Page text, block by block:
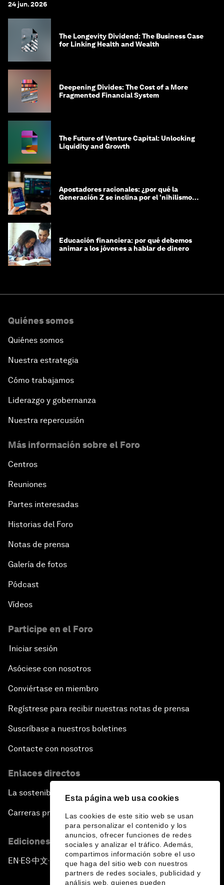
Esta página web usa cookies
Las cookies de este sitio web se usan
para personalizar el contenido y los
anuncios, ofrecer funciones de redes
sociales y analizar el tráfico. Además,
compartimos información sobre el uso
que haga del sitio web con nuestros
partners de redes sociales, publicidad y
análisis web, quienes pueden
24 jun. 2026
The Longevity Dividend: The Business Case
for Linking Health and Wealth
Deepening Divides: The Cost of a More
Fragmented Financial System
The Future of Venture Capital: Unlocking
Liquidity and Growth
Apostadores racionales: ¿por qué la
Generación Z se inclina por el 'nihilismo
Educación financiera: por qué debemos
animar a los jóvenes a hablar de dinero
Quiénes somos
Quiénes somos
Nuestra estrategia
Cómo trabajamos
Liderazgo y gobernanza
Nuestra repercusión
Más información sobre el Foro
Centros
Reuniones
Partes interesadas
Historias del Foro
Notas de prensa
Galería de fotos
Pódcast
Vídeos
Participe en el Foro
Iniciar sesión
Asóciese con nosotros
Conviértase en miembro
Regístrese para recibir nuestras notas de prensa
Suscríbase a nuestros boletines
Contacte con nosotros
Enlaces directos
La sostenibilidad en el Foro
Carreras profesionales
Ediciones en otros idiomas
EN ▪ ES▪中文▪ 日本語